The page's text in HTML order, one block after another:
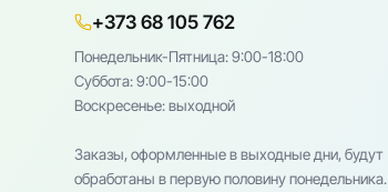
+373 68 105 762
Понедельник-Пятница: 9:00-18:00
Cуббота: 9:00-15:00
Воскресенье: выходной
Заказы, оформленные в выходные дни, будут
обработаны в первую половину понедельника.